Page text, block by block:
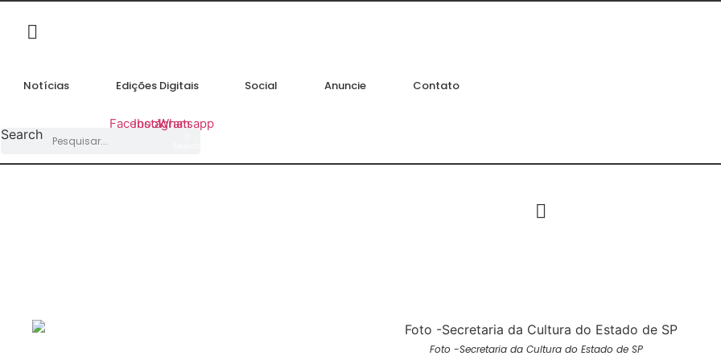
Notícias Edições Digitais Social Anuncie Contato
Facebook
Instagram
Whatsapp
Search
Foto -Secretaria da Cultura do Estado de SP